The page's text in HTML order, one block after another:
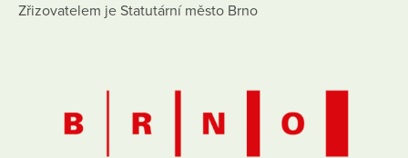
Zřizovatelem je Statutární město Brno